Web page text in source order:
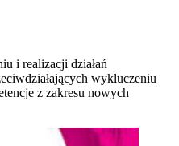
i realizacji działań
wykluczeniu
z zakresu nowych